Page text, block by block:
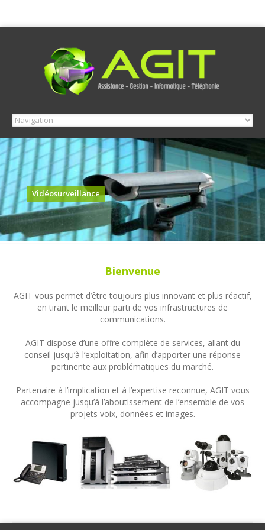
Vidéosurveillance
Bienvenue
AGIT vous permet d’être toujours plus innovant et plus réactif,
en tirant le meilleur parti de vos infrastructures de
communications.
AGIT dispose d’une offre complète de services, allant du
conseil jusqu’à l’exploitation, afin d’apporter une réponse
pertinente aux problématiques du marché.
Partenaire à l’implication et à l’expertise reconnue, AGIT vous
accompagne jusqu’à l’aboutissement de l’ensemble de vos
projets voix, données et images.